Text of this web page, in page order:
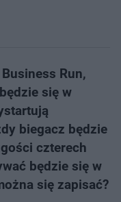
Run,
się w
biegacz będzie
czterech
będzie się w
się zapisać?